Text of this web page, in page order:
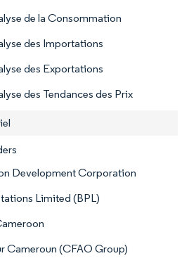
de la Consommation
des Importations
des Exportations
des Tendances des Prix
Development Corporation
Limited (BPL)
Cameroun (CFAO Group)